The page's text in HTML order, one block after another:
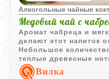
Алкогольные чайные
Медовый чай с
Аромат чабреца и
делают этот напиток
Небольшое
теплые древесные
как в горячем, так и в
Вилка